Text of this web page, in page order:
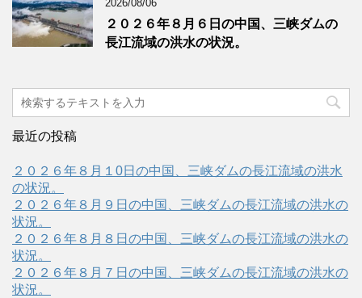
2026/08/06
２０２６年８月６日の中国、三峡ダムの
長江流域の洪水の状況。
最近の投稿
２０２６年８月１0日の中国、三峡ダムの長江流域の洪水
の状況。
２０２６年８月９日の中国、三峡ダムの長江流域の洪水の
状況。
２０２６年８月８日の中国、三峡ダムの長江流域の洪水の
状況。
２０２６年８月７日の中国、三峡ダムの長江流域の洪水の
状況。